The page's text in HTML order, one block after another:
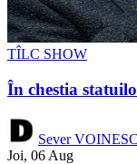
TÎLC SHOW
În chestia
Sever
Joi, 06 Aug